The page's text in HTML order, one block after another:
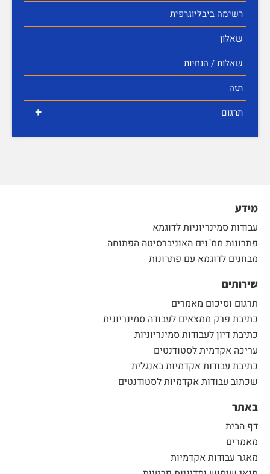
רשימה ביבליוגרפית
שאלון
שאלות / הנחיות
תזה
+ תרגום
מידע
עבודות סמינריוניות לדוגמא
פתרונות ממ"נים האוניברסיטה הפתוחה
מבחנים לדוגמא עם פתרונות
שירותים
תרגום וסיכום מאמרים
כתיבת פרק ממצאים לעבודה סמינריונית
כתיבת דיון לעבודות סמינריוניות
עריכה אקדמית לסטודנטים
כתיבת עבודות אקדמיות באנגלית
שכתוב עבודות אקדמיות לסטודנטים
באתר
דף הבית
מאמרים
מאגר עבודות אקדמיות